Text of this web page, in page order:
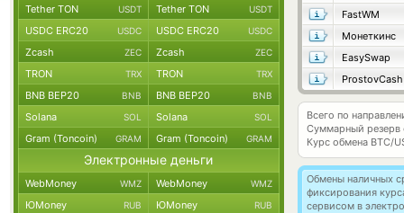
FastWM
Монеткинс
EasySwap
ProstovCash
Всего по
Суммарный резерв
Курс обмена BTC/
Обмены наличных
фиксирования
сервисом в
Tether TON USDT Tether TON USDT
USDC ERC20 USDC USDC ERC20 USDC
Zcash ZEC Zcash ZEC
TRON TRX TRON TRX
BNB BEP20 BNB BNB BEP20 BNB
Solana SOL Solana SOL
Gram (Toncoin) GRAM Gram (Toncoin) GRAM
Электронные деньги
WebMoney WMZ WebMoney WMZ
ЮMoney RUB ЮMoney RUB